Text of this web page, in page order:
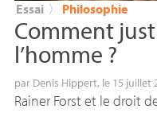
Essai 〉 Philosophie
Comment
l’homme ?
par Denis Hippert, le 15 juillet
Rainer Forst et le droit